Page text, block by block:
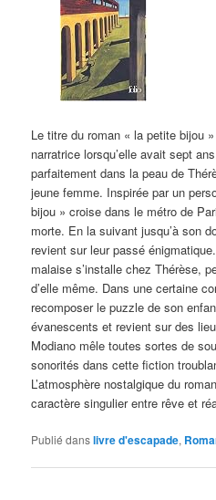
Le titre du roman « la petite bijou
narratrice lorsqu’elle avait sept
parfaitement dans la peau de
jeune femme. Inspirée par un
bijou » croise dans le métro de
morte. En la suivant jusqu’à son
revient sur leur passé
malaise s’installe chez Thérèse,
d’elle même. Dans une certaine
recomposer le puzzle de son
évanescents et revient sur des
Modiano mêle toutes sortes de
sonorités dans cette fiction
L’atmosphère nostalgique du
caractère singulier entre rêve et
Publié danslivre d'escapade,